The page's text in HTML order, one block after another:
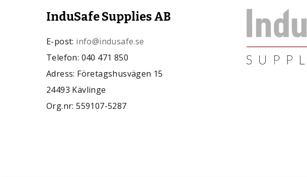
InduSafe Supplies AB
E-post: info@indusafe.se
Telefon: 040 471 850
Adress: Företagshusvägen 15
24493 Kävlinge
Org.nr: 559107-5287